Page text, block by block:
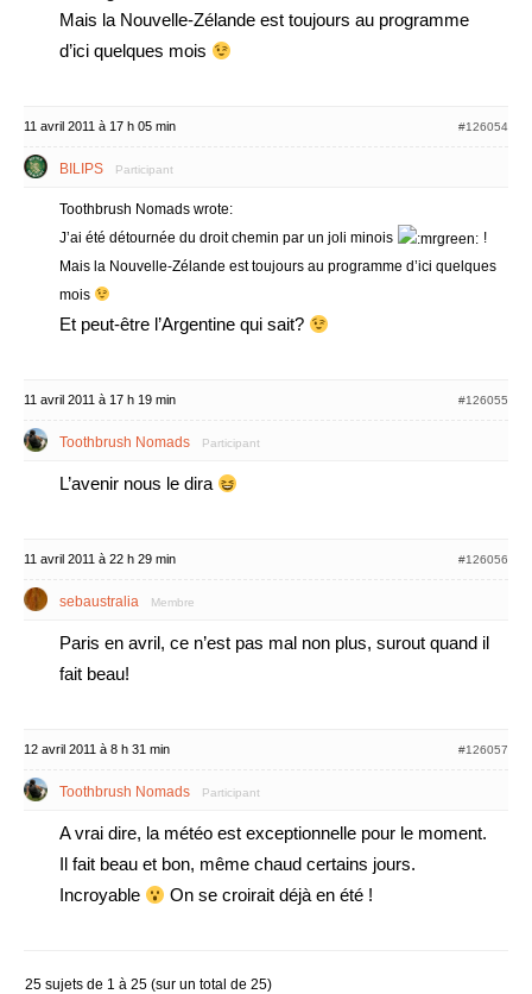
Mais la Nouvelle-Zélande est toujours au programme
d’ici quelques mois
11 avril 2011 à 17 h 05 min #126054
BILIPS Participant
Toothbrush Nomads wrote:
J’ai été détournée du droit chemin par un joli minois
!
Mais la Nouvelle-Zélande est toujours au programme d’ici quelques
mois
Et peut-être l’Argentine qui sait?
11 avril 2011 à 17 h 19 min #126055
Toothbrush Nomads Participant
L’avenir nous le dira
11 avril 2011 à 22 h 29 min #126056
sebaustralia Membre
Paris en avril, ce n’est pas mal non plus, surout quand il
fait beau!
12 avril 2011 à 8 h 31 min #126057
Toothbrush Nomads Participant
A vrai dire, la météo est exceptionnelle pour le moment.
Il fait beau et bon, même chaud certains jours.
Incroyable
On se croirait déjà en été !
25 sujets de 1 à 25 (sur un total de 25)